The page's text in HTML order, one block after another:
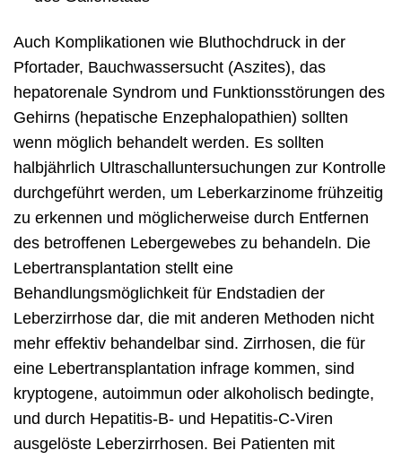
Auch Komplikationen wie Bluthochdruck in der
Pfortader, Bauchwassersucht (Aszites), das
hepatorenale Syndrom und Funktionsstörungen des
Gehirns (hepatische Enzephalopathien) sollten
wenn möglich behandelt werden. Es sollten
halbjährlich Ultraschalluntersuchungen zur Kontrolle
durchgeführt werden, um Leberkarzinome frühzeitig
zu erkennen und möglicherweise durch Entfernen
des betroffenen Lebergewebes zu behandeln. Die
Lebertransplantation stellt eine
Behandlungsmöglichkeit für Endstadien der
Leberzirrhose dar, die mit anderen Methoden nicht
mehr effektiv behandelbar sind. Zirrhosen, die für
eine Lebertransplantation infrage kommen, sind
kryptogene, autoimmun oder alkoholisch bedingte,
und durch Hepatitis-B- und Hepatitis-C-Viren
ausgelöste Leberzirrhosen. Bei Patienten mit